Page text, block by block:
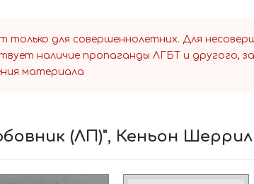
только для совершеннолетних. Для
наличие пропаганды ЛГБТ и другого,
материала
(ЛП)", Кеньон